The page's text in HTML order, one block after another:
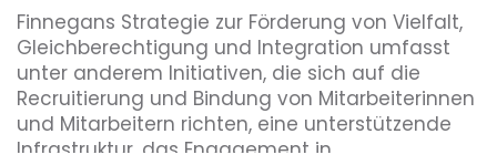
Finnegans Strategie zur Förderung von Vielfalt,
Gleichberechtigung und Integration umfasst
unter anderem Initiativen, die sich auf die
Recruitierung und Bindung von Mitarbeiterinnen
und Mitarbeitern richten, eine unterstützende
Infrastruktur, das Engagement in